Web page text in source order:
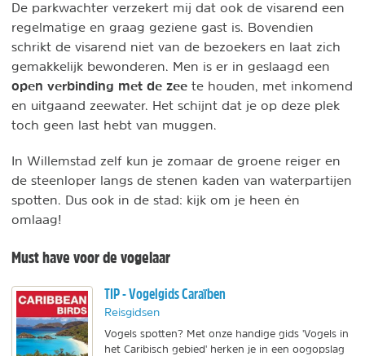
De parkwachter verzekert mij dat ook de visarend een
regelmatige en graag geziene gast is. Bovendien
schrikt de visarend niet van de bezoekers en laat zich
gemakkelijk bewonderen. Men is er in geslaagd een
open verbinding met de zee te houden, met inkomend
en uitgaand zeewater. Het schijnt dat je op deze plek
toch geen last hebt van muggen.
In Willemstad zelf kun je zomaar de groene reiger en
de steenloper langs de stenen kaden van waterpartijen
spotten. Dus ook in de stad: kijk om je heen én
omlaag!
Must have voor de vogelaar
TIP - Vogelgids Caraïben
Reisgidsen
Vogels spotten? Met onze handige gids 'Vogels in
het Caribisch gebied' herken je in een oogopslag